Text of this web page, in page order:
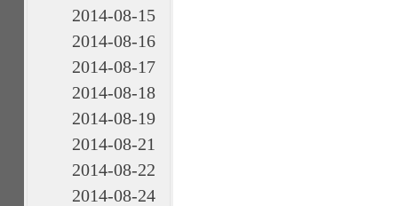
2014-08-15
2014-08-16
2014-08-17
2014-08-18
2014-08-19
2014-08-21
2014-08-22
2014-08-24